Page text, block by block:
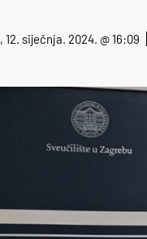
, 12. siječnja. 2024. @ 16:09